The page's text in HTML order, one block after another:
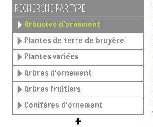
RECHERCHE PAR TYPE
Arbustes d'ornement
Plantes de terre de bruyère
Plantes variées
Arbres d'ornement
Arbres fruitiers
Conifères d'ornement